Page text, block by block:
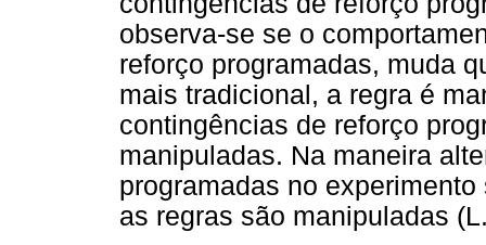
observa-se se o
reforço programadas, muda
mais tradicional, a regra é
contingências de reforço
manipuladas. Na maneira
programadas no
as regras são manipuladas